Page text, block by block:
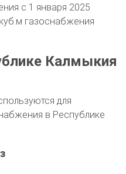
с 1 января 2025
газоснабжения
Калмыкия
для
в Республике